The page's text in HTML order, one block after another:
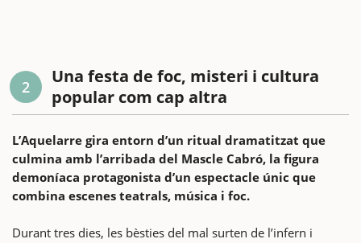
2
Una festa de foc, misteri i cultura
popular com cap altra
L’Aquelarre gira entorn d’un ritual dramatitzat que
culmina amb l’arribada del Mascle Cabró, la figura
demoníaca protagonista d’un espectacle únic que
combina escenes teatrals, música i foc.
Durant tres dies, les bèsties del mal surten de l’infern i